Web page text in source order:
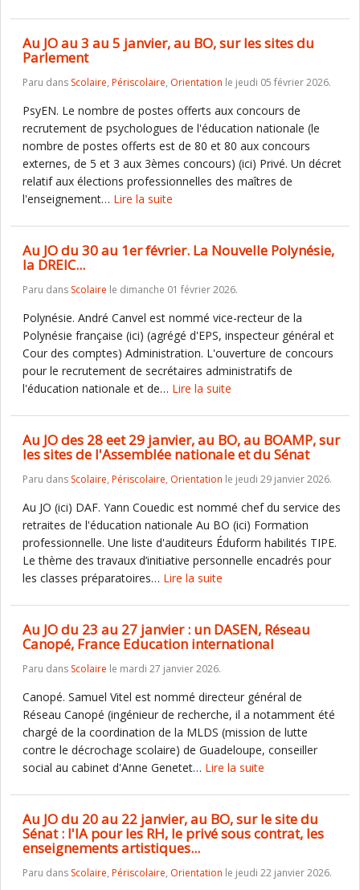
Au JO au 3 au 5 janvier, au BO, sur les sites du
Parlement
Paru dans Scolaire, Périscolaire, Orientation le jeudi 05 février 2026.
PsyEN. Le nombre de postes offerts aux concours de
recrutement de psychologues de l'éducation nationale (le
nombre de postes offerts est de 80 et 80 aux concours
externes, de 5 et 3 aux 3èmes concours) (ici) Privé. Un décret
relatif aux élections professionnelles des maîtres de
l'enseignement… Lire la suite
Au JO du 30 au 1er février. La Nouvelle Polynésie,
la DREIC...
Paru dans Scolaire le dimanche 01 février 2026.
Polynésie. André Canvel est nommé vice-recteur de la
Polynésie française (ici) (agrégé d'EPS, inspecteur général et
Cour des comptes) Administration. L'ouverture de concours
pour le recrutement de secrétaires administratifs de
l'éducation nationale et de… Lire la suite
Au JO des 28 eet 29 janvier, au BO, au BOAMP, sur
les sites de l'Assemblée nationale et du Sénat
Paru dans Scolaire, Périscolaire, Orientation le jeudi 29 janvier 2026.
Au JO (ici) DAF. Yann Couedic est nommé chef du service des
retraites de l'éducation nationale Au BO (ici) Formation
professionnelle. Une liste d'auditeurs Éduform habilités TIPE.
Le thème des travaux d’initiative personnelle encadrés pour
les classes préparatoires… Lire la suite
Au JO du 23 au 27 janvier : un DASEN, Réseau
Canopé, France Education international
Paru dans Scolaire le mardi 27 janvier 2026.
Canopé. Samuel Vitel est nommé directeur général de
Réseau Canopé (ingénieur de recherche, il a notamment été
chargé de la coordination de la MLDS (mission de lutte
contre le décrochage scolaire) de Guadeloupe, conseiller
social au cabinet d'Anne Genetet… Lire la suite
Au JO du 20 au 22 janvier, au BO, sur le site du
Sénat : l'IA pour les RH, le privé sous contrat, les
enseignements artistiques...
Paru dans Scolaire, Périscolaire, Orientation le jeudi 22 janvier 2026.